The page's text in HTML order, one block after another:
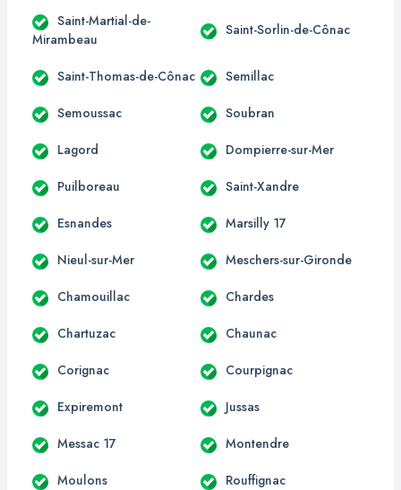
Saint-Martial-de-
Mirambeau
Saint-Sorlin-de-Cônac
Saint-Thomas-de-Cônac Semillac
Semoussac Soubran
Lagord Dompierre-sur-Mer
Puilboreau Saint-Xandre
Esnandes Marsilly 17
Nieul-sur-Mer Meschers-sur-Gironde
Chamouillac Chardes
Chartuzac Chaunac
Corignac Courpignac
Expiremont Jussas
Messac 17 Montendre
Moulons Rouffignac